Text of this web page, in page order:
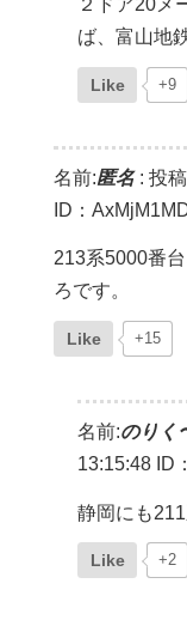
２ドア20メ
ば、富山地
Like +9
名前:匿名: 投
ID：
213系5000番
ろです。
Like +15
名前:のりく
13:15:48 ID
静岡にも
Like +2